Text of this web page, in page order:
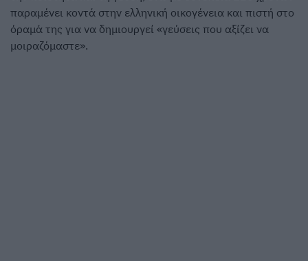
παραμένει κοντά στην ελληνική οικογένεια και πιστή στο
όραμά της για να δημιουργεί «γεύσεις που αξίζει να
μοιραζόμαστε».